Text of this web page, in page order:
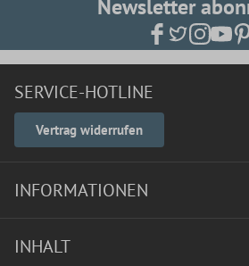
Newsletter
SERVICE-HOTLINE
Vertrag widerrufen
INFORMATIONEN
INHALT